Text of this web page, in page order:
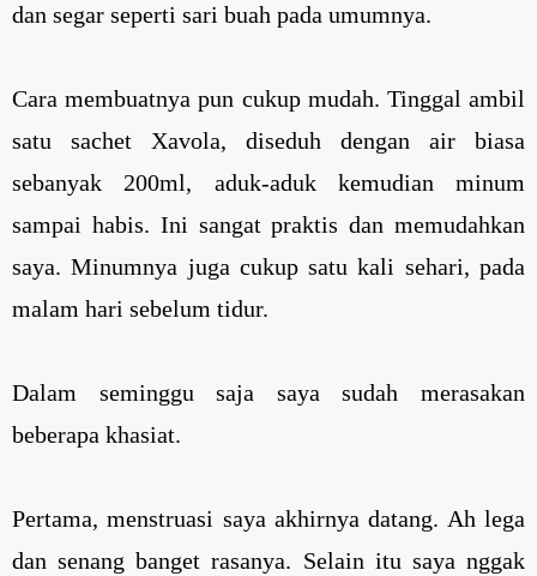
dan segar seperti sari buah pada umumnya.
Cara membuatnya pun cukup mudah. Tinggal ambil
satu sachet Xavola, diseduh dengan air biasa
sebanyak 200ml, aduk-aduk kemudian minum
sampai habis. Ini sangat praktis dan memudahkan
saya. Minumnya juga cukup satu kali sehari, pada
malam hari sebelum tidur.
Dalam seminggu saja saya sudah merasakan
beberapa khasiat.
Pertama, menstruasi saya akhirnya datang. Ah lega
dan senang banget rasanya. Selain itu saya nggak